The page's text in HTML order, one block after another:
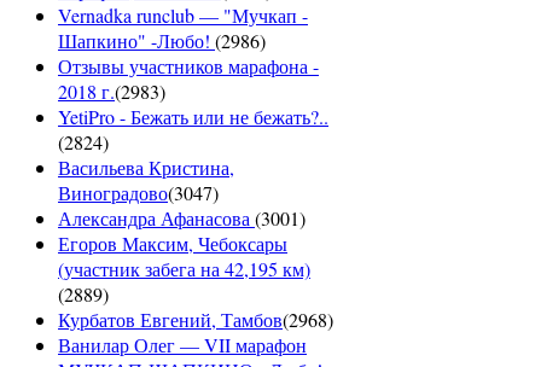
Vernadka runclub — "Мучкап -
Шапкино" -Любо! (2986)
Отзывы участников марафона -
2018 г.(2983)
YetiPro - Бежать или не бежать?..
(2824)
Васильева Кристина,
Виноградово(3047)
Александра Афанасова(3001)
Егоров Максим, Чебоксары
(участник забега на 42,195 км)
(2889)
Курбатов Евгений, Тамбов(2968)
Ванилар Олег — VII марафон